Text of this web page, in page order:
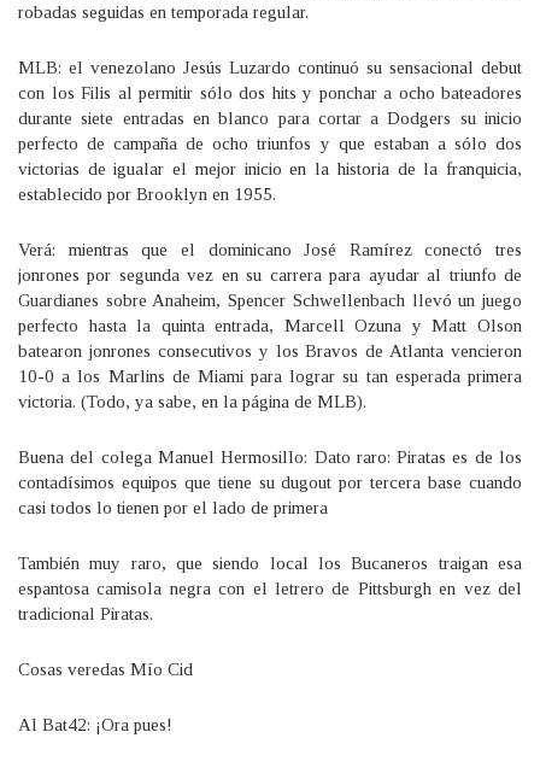
robadas seguidas en temporada regular.
MLB: el venezolano Jesús Luzardo continuó su sensacional debut
con los Filis al permitir sólo dos hits y ponchar a ocho bateadores
durante siete entradas en blanco para cortar a Dodgers su inicio
perfecto de campaña de ocho triunfos y que estaban a sólo dos
victorias de igualar el mejor inicio en la historia de la franquicia,
establecido por Brooklyn en 1955.
Verá: mientras que el dominicano José Ramírez conectó tres
jonrones por segunda vez en su carrera para ayudar al triunfo de
Guardianes sobre Anaheim, Spencer Schwellenbach llevó un juego
perfecto hasta la quinta entrada, Marcell Ozuna y Matt Olson
batearon jonrones consecutivos y los Bravos de Atlanta vencieron
10-0 a los Marlins de Miami para lograr su tan esperada primera
victoria. (Todo, ya sabe, en la página de MLB).
Buena del colega Manuel Hermosillo: Dato raro: Piratas es de los
contadísimos equipos que tiene su dugout por tercera base cuando
casi todos lo tienen por el lado de primera
También muy raro, que siendo local los Bucaneros traigan esa
espantosa camisola negra con el letrero de Pittsburgh en vez del
tradicional Piratas.
Cosas veredas Mío Cid
Al Bat42: ¡Ora pues!